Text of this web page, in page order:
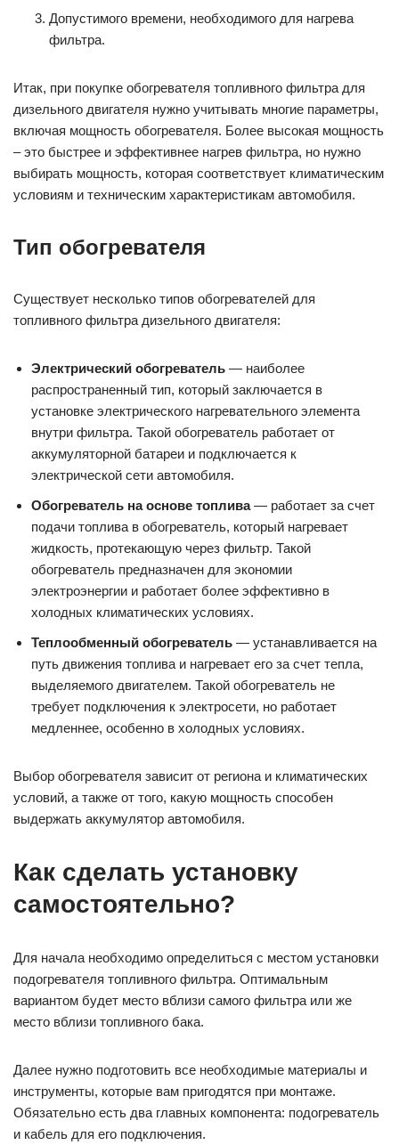
Допустимого времени, необходимого для нагрева
фильтра.
Итак, при покупке обогревателя топливного фильтра для
дизельного двигателя нужно учитывать многие параметры,
включая мощность обогревателя. Более высокая мощность
– это быстрее и эффективнее нагрев фильтра, но нужно
выбирать мощность, которая соответствует климатическим
условиям и техническим характеристикам автомобиля.
Тип обогревателя
Существует несколько типов обогревателей для
топливного фильтра дизельного двигателя:
Электрический обогреватель — наиболее
распространенный тип, который заключается в
установке электрического нагревательного элемента
внутри фильтра. Такой обогреватель работает от
аккумуляторной батареи и подключается к
электрической сети автомобиля.
Обогреватель на основе топлива— работает за счет
подачи топлива в обогреватель, который нагревает
жидкость, протекающую через фильтр. Такой
обогреватель предназначен для экономии
электроэнергии и работает более эффективно в
холодных климатических условиях.
Теплообменный обогреватель — устанавливается на
путь движения топлива и нагревает его за счет тепла,
выделяемого двигателем. Такой обогреватель не
требует подключения к электросети, но работает
медленнее, особенно в холодных условиях.
Выбор обогревателя зависит от региона и климатических
условий, а также от того, какую мощность способен
выдержать аккумулятор автомобиля.
Как сделать установку
самостоятельно?
Для начала необходимо определиться с местом установки
подогревателя топливного фильтра. Оптимальным
вариантом будет место вблизи самого фильтра или же
место вблизи топливного бака.
Далее нужно подготовить все необходимые материалы и
инструменты, которые вам пригодятся при монтаже.
Обязательно есть два главных компонента: подогреватель
и кабель для его подключения.